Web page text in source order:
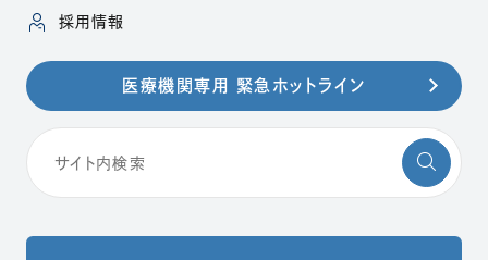
採用情報
医療機関専用 緊急ホットライン